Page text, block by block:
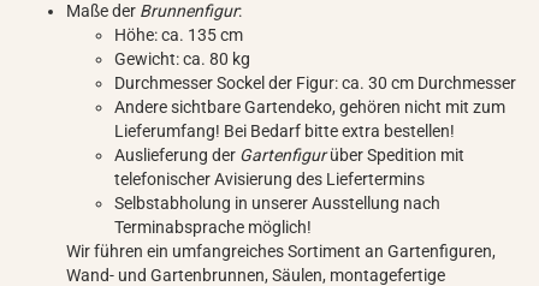
Maße der Brunnenfigur:
Höhe: ca. 135 cm
Gewicht: ca. 80 kg
Durchmesser Sockel der Figur: ca. 30 cm Durchmesser
Andere sichtbare Gartendeko, gehören nicht mit zum
Lieferumfang! Bei Bedarf bitte extra bestellen!
Auslieferung der Gartenfigurüber Spedition mit
telefonischer Avisierung des Liefertermins
Selbstabholung in unserer Ausstellung nach
Terminabsprache möglich!
Wir führen ein umfangreiches Sortiment an Gartenfiguren,
Wand- und Gartenbrunnen, Säulen, montagefertige